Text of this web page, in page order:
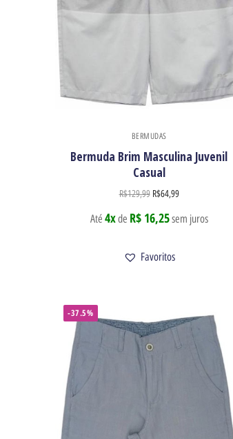
BERMUDAS
Bermuda Brim Masculina Juvenil
Casual
R$129,99 R$64,99
Até 4xde R$ 16,25sem juros
Favoritos
-37.5%